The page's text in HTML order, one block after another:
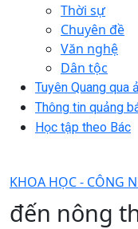
Thời sự
Chuyên đề
Văn nghệ
Dân tộc
Tuyên Quang qua
Thông tin quảng
Học tập theo Bác
KHOA HỌC - CÔNG
đến nông